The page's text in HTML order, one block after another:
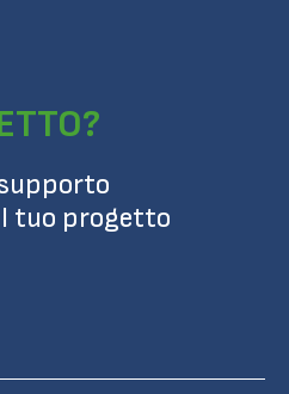
tuo progetto